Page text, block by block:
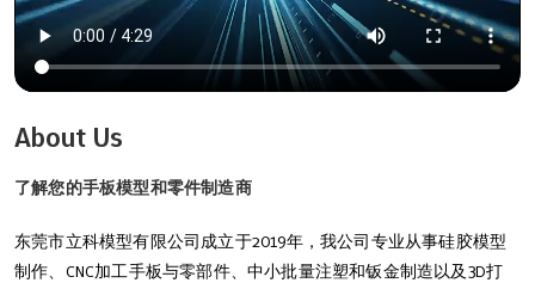
About Us
了解您的手板模型和零件制造商
东莞市立科模型有限公司成立于2019年，我公司专业从事硅胶模型
制作、CNC加工手板与零部件、中小批量注塑和钣金制造以及3D打